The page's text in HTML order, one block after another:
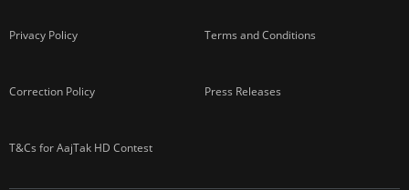
Privacy Policy Terms and Conditions
Correction Policy Press Releases
T&Cs for AajTak HD Contest